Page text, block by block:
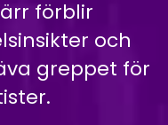
förblir
och
greppet för